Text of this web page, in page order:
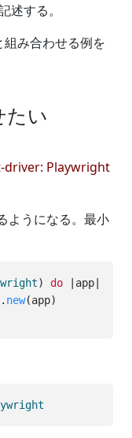
する。
組み合わせる例を
たい
driver: Playwright
ようになる。最小
) do | app|
. new(app)